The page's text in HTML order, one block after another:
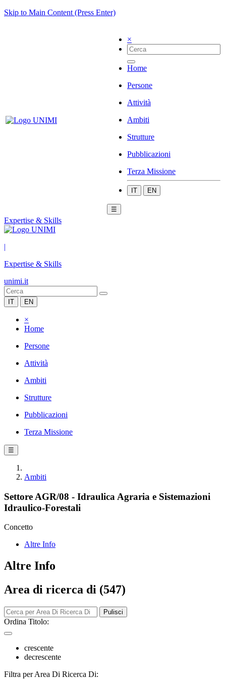
Skip to Main Content (Press Enter)
×
Home
Persone
Attività
Ambiti
Strutture
Pubblicazioni
Terza Missione
IT EN
☰
Expertise & Skills
|
Expertise & Skills
unimi.it
IT EN
×
Home
Persone
Attività
Ambiti
Strutture
Pubblicazioni
Terza Missione
☰
Ambiti
Settore AGR/08 - Idraulica Agraria e Sistemazioni
Idraulico-Forestali
Concetto
Altre Info
Altre Info
Area di ricerca di (547)
Pulisci
Ordina Titolo:
crescente
decrescente
Filtra per Area Di Ricerca Di: